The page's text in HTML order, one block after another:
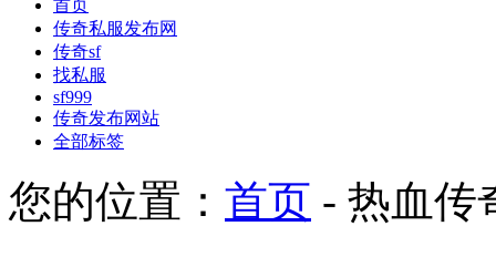
首页
传奇私服发布网
传奇sf
找私服
sf999
传奇发布网站
全部标签
您的位置： 首页 - 热血传